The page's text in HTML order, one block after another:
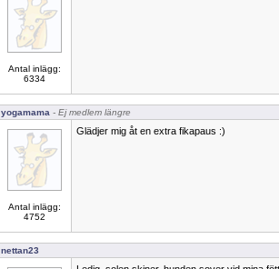
Antal inlägg:
6334
yogamama - Ej medlem längre
Antal inlägg:
4752
Glädjer mig åt en extra fikapaus :)
nettan23